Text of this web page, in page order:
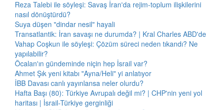
Reza Talebi ile söyleşi: Savaş İran'da rejim-toplum ilişkilerini
nasıl dönüştürdü?
Suya düşen "dindar nesil" hayali
Transatlantik: İran savaşı ne durumda? | Kral Charles ABD'de
Vahap Coşkun ile söyleşi: Çözüm süreci neden tıkandı? Ne
yapılabilir?
Öcalan'ın gündeminde niçin hep İsrail var?
Ahmet Şık yeni kitabı "Ayna/Heli" yi anlatıyor
İBB Davası canlı yayınlansa neler olurdu?
Hafta Başı (80): Türkiye Avrupalı değil mi? | CHP'nin yeni yol
haritası | İsrail-Türkiye gerginliği